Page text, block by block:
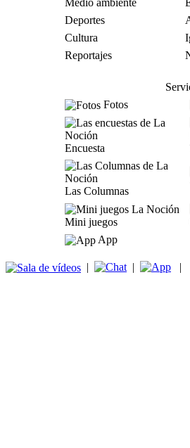
Medio ambiente
Deportes
Cultura
Reportajes
Fotos
Encuesta
Las Columnas
Mini juegos
App
| | |